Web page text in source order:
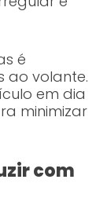
é
ao volante.
em dia
minimizar
com